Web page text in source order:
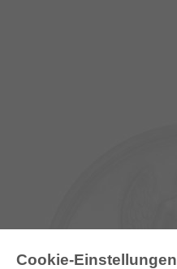
Cookie-Einstellungen